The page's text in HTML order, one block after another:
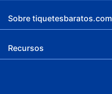
Sobre tiquetesbaratos.com
Recursos